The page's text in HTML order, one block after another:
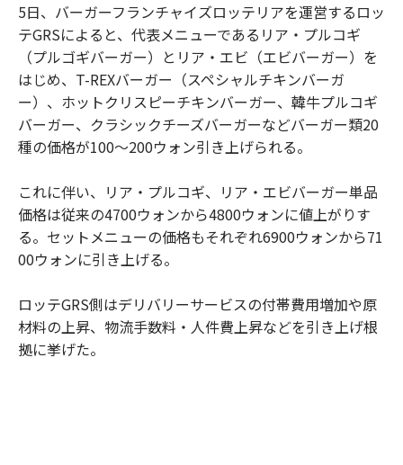
5日、バーガーフランチャイズロッテリアを運営するロッ
テGRSによると、代表メニューであるリア・プルコギ
（プルゴギバーガー）とリア・エビ（エビバーガー）を
はじめ、T-REXバーガー（スペシャルチキンバーガ
ー）、ホットクリスピーチキンバーガー、韓牛プルコギ
バーガー、クラシックチーズバーガーなどバーガー類20
種の価格が100～200ウォン引き上げられる。
これに伴い、リア・プルコギ、リア・エビバーガー単品
価格は従来の4700ウォンから4800ウォンに値上がりす
る。セットメニューの価格もそれぞれ6900ウォンから71
00ウォンに引き上げる。
ロッテGRS側はデリバリーサービスの付帯費用増加や原
材料の上昇、物流手数料・人件費上昇などを引き上げ根
拠に挙げた。